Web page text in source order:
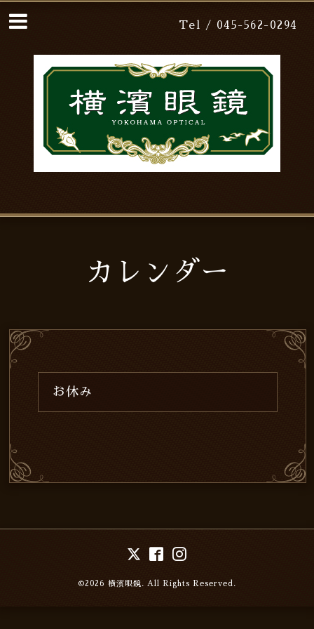
Tel / 045-562-0294
カレンダー
お休み
©2026 横濱眼鏡. All Rights Reserved.